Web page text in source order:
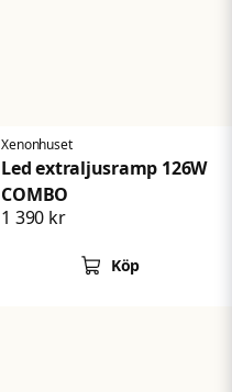
Xenonhuset
Led extraljusramp 126W
COMBO
1 390 kr
Köp